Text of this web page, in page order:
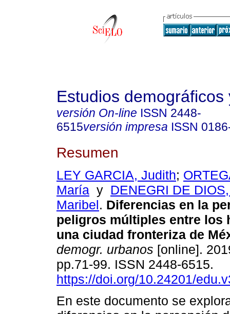
Estudios demográficos
versión On-line ISSN 2448-
6515versión impresa ISSN
Resumen
LEY GARCIA, Judith;
María y DENEGRI DE
Maribel. Diferencias en la
peligros múltiples entre los
una ciudad fronteriza de
demogr. urbanos [online].
pp.71-99. ISSN 2448-6515.
https://doi.org/10.24201/
En este documento se